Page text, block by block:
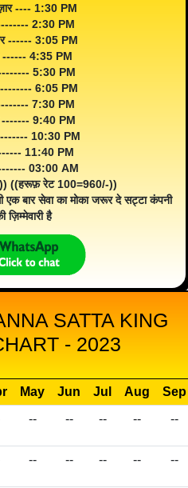
---- 1:30 PM
2:30 PM
------ 3:05 PM
------ 4:35 PM
5:30 PM
--------- 6:05 PM
-------- 7:30 PM
------- 9:40 PM
10:30 PM
11:40 PM
03:00 AM
((हरूफ़ रेट 100=960/-))
बार सेवा का मोका जरूर दे सट्टा कंपनी
ज़िम्मेवारी है
SATTA KING
- 2023
May Jun Jul Aug
Sep
-- -- -- -- --
-- -- -- -- --